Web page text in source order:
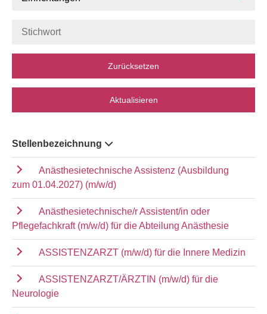
Zurücksetzen
Aktualisieren
Stellenbezeichnung
Anästhesietechnische Assistenz (Ausbildung
zum 01.04.2027) (m/w/d)
Anästhesietechnische/r Assistent/in oder
Pflegefachkraft (m/w/d) für die Abteilung Anästhesie
ASSISTENZARZT (m/w/d) für die Innere Medizin
ASSISTENZARZT/ÄRZTIN (m/w/d) für die
Neurologie